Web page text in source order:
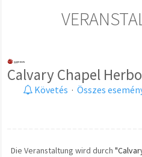
Calvary Chapel
Követés · Összes
Die Veranstaltung wird durch